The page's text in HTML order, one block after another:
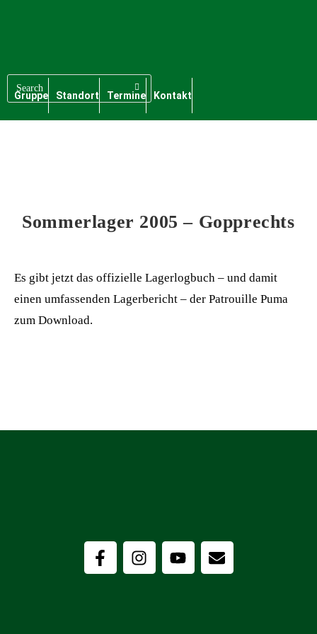
Gruppe Standort Termine Kontakt
Sommerlager 2005 – Gopprechts
Es gibt jetzt das offizielle Lagerlogbuch – und damit
einen umfassenden Lagerbericht – der Patrouille Puma
zum Download.